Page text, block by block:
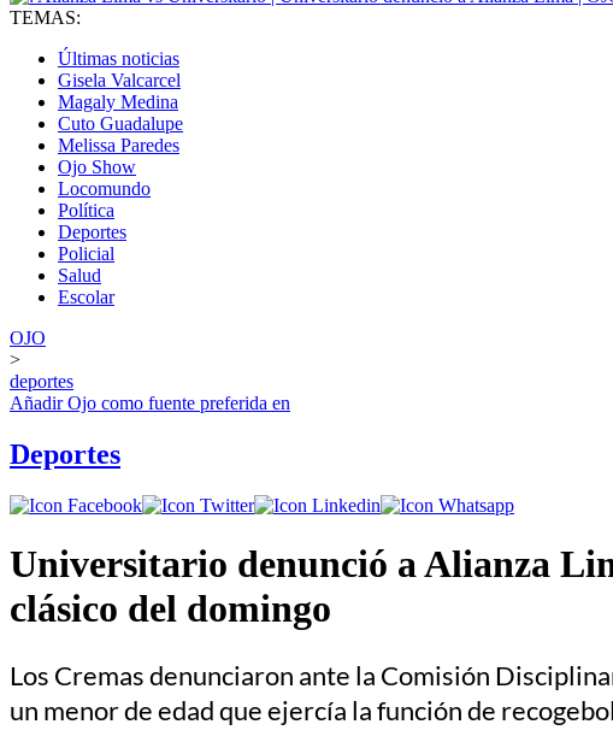
TEMAS:
Últimas noticias
Gisela Valcarcel
Magaly Medina
Cuto Guadalupe
Melissa Paredes
Ojo Show
Locomundo
Política
Deportes
Policial
Salud
Escolar
OJO
>
deportes
AñadirOjo como fuente preferida en
Deportes
Universitario denunció a Alianza
clásico del domingo
Los Cremas denunciaron ante la Comisión
un menor de edad que ejercía la función de